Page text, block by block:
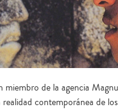
de la agencia
contemporánea de